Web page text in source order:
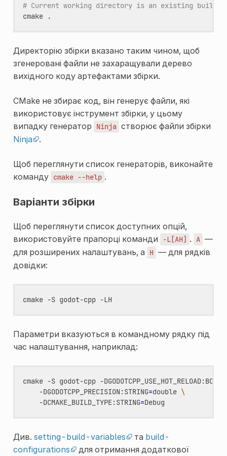
# Current working directory is an existing build
cmake
Директорію збірки вказано таким чином, щоб
згенеровані файли не захаращували дерево
вихідного коду артефактами збірки.
CMake не збирає код, він генерує файли, які
використовує інструмент збірки, у цьому
випадку генератор
Ninja створює файли збірки
Ninja
.
Щоб переглянути список генераторів, виконайте
команду cmake --help .
Варіанти збірки
Щоб переглянути список доступних опцій,
використовуйте прапорці команди
-L[AH] . A —
для розширених налаштувань, а
H — для рядків
довідки:
cmake -S godot-cpp
Параметри вказуються в командному рядку під
час налаштування, наприклад:
cmake -S godot-cpp -DGODOTCPP_USE_HOT_RELOAD:BOOL
-DGODOTCPP_PRECISION:STRING=double \
-DCMAKE_BUILD_TYPE:STRING=
Див. setting-build-variables та build-
configurations
для отримання додаткової